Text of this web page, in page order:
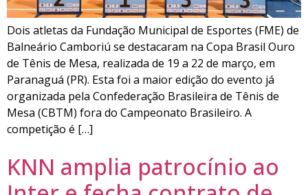
Dois atletas da Fundação Municipal de Esportes (FME) de
Balneário Camboriú se destacaram na Copa Brasil Ouro
de Tênis de Mesa, realizada de 19 a 22 de março, em
Paranaguá (PR). Esta foi a maior edição do evento já
organizada pela Confederação Brasileira de Tênis de
Mesa (CBTM) fora do Campeonato Brasileiro. A
competição é […]
KNN amplia patrocínio ao